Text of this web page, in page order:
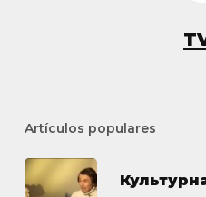
Artículos populares